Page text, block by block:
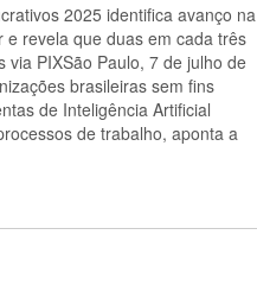
2025 identifica avanço na
revela que duas em cada três
PIXSão Paulo, 7 de julho de
brasileiras sem fins
de Inteligência Artificial
de trabalho, aponta a